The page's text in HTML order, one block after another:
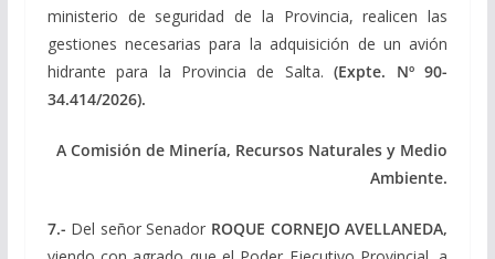
ministerio de seguridad de la Provincia, realicen las
gestiones necesarias para la adquisición de un avión
hidrante para la Provincia de Salta.(Expte. Nº 90-
34.414/2026).
A Comisión de Minería, Recursos Naturales y Medio
Ambiente.
7.- Del señor Senador ROQUE CORNEJO AVELLANEDA,